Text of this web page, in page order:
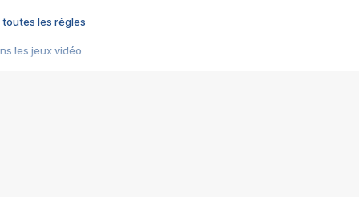
toutes les règles
les jeux vidéo